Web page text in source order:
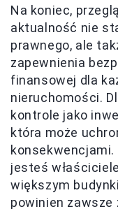
Na koniec,
aktualność nie
prawnego, ale
zapewnienia
finansowej dla
nieruchomości.
kontrole jako
która może
jesteś
większym
powinien zawsze